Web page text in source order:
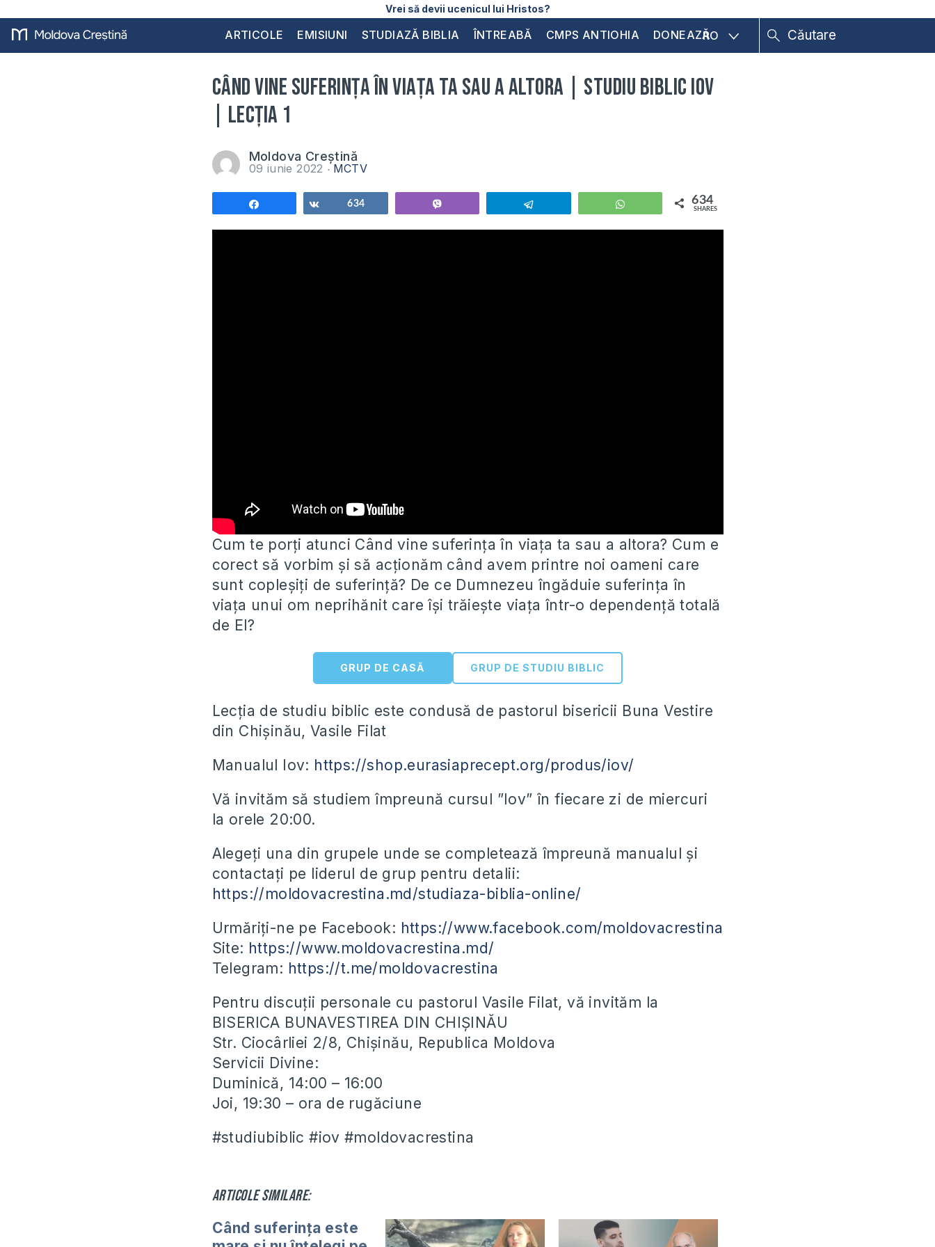
Vrei să devii ucenicul lui Hristos?
ARTICOLE EMISIUNI STUDIAZĂ BIBLIA ÎNTREABĂ CMPS ANTIOHIA DONEAZĂRO
Când vine suferința în viața ta sau a altora | Studiu Biblic Iov
| Lecția 1
Moldova Creștină
09 iunie 2022 MCTV
Share634 WhatsApp 634
SHARES
Cum te porți atunci Când vine suferința în viața ta sau a altora? Cum e
corect să vorbim și să acționăm când avem printre noi oameni care
sunt copleșiți de suferință? De ce Dumnezeu îngăduie suferința în
viața unui om neprihănit care își trăiește viața într-o dependență totală
de El?
GRUP DE CASĂ GRUP DE STUDIU BIBLIC
Lecția de studiu biblic este condusă de pastorul bisericii Buna Vestire
din Chișinău, Vasile Filat
Manualul Iov: https://shop.eurasiaprecept.org/produs/iov/
Vă invităm să studiem împreună cursul ”Iov” în fiecare zi de miercuri
la orele 20:00.
Alegeți una din grupele unde se completează împreună manualul și
contactați pe liderul de grup pentru detalii:
https://moldovacrestina.md/studiaza-biblia-online/
Urmăriți-ne pe Facebook: https://www.facebook.com/moldovacrestina
Site: https://www.moldovacrestina.md/
Telegram: https://t.me/moldovacrestina
Pentru discuții personale cu pastorul Vasile Filat, vă invităm la
BISERICA BUNAVESTIREA DIN CHIȘINĂU
Str. Ciocârliei 2/8, Chișinău, Republica Moldova
Servicii Divine:
Duminică, 14:00 – 16:00
Joi, 19:30 – ora de rugăciune
#studiubiblic #iov #moldovacrestina
Articole similare:
Când suferința este